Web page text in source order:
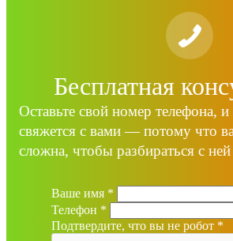
Бесплатная
Оставьте свой номер телефона,
свяжется с вами — потому что
сложна, чтобы разбираться с
Ваше имя *
Телефон *
Подтвердите, что вы не робот *